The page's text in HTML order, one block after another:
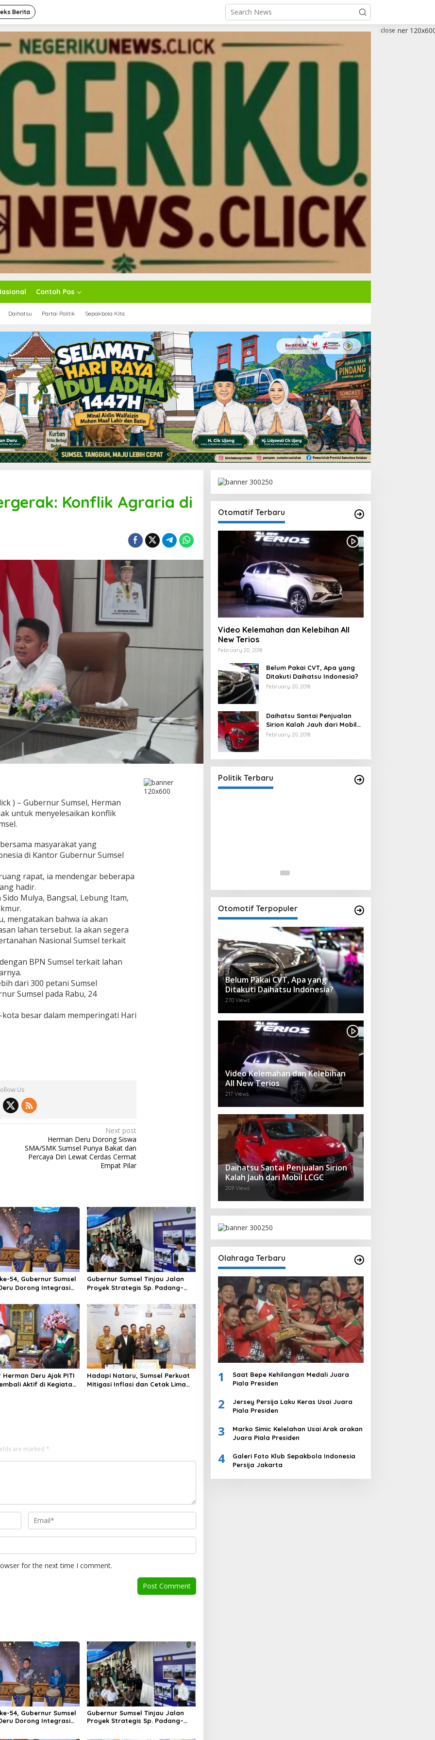
Berita
Contoh Pos
Daihatsu Partai Politik Sepakbola Kita
close
Konflik Agraria di
) – Gubernur Sumsel, Herman
untuk menyelesaikan konflik
masyarakat yang
di Kantor Gubernur Sumsel
rapat, ia mendengar beberapa
hadir.
Mulya, Bangsal, Lebung Itam,
mengatakan bahwa ia akan
lahan tersebut. Ia akan segera
Nasional Sumsel terkait
BPN Sumsel terkait lahan
dari 300 petani Sumsel
Sumsel pada Rabu, 24
besar dalam memperingati Hari
Us
Next post
Herman Deru Dorong Siswa
SMA/SMK Sumsel Punya Bakat dan
Percaya Diri Lewat Cerdas Cermat
Empat Pilar
ke-54, Gubernur Sumsel
Dorong Integrasi
Gubernur Sumsel Tinjau Jalan
Proyek Strategis Sp. Padang–
Herman Deru Ajak PITI
Aktif di Kegiatan
Hadapi Nataru, Sumsel Perkuat
Mitigasi Inflasi dan Cetak Lima
are marked *
for the next time I comment.
ke-54, Gubernur Sumsel
Dorong Integrasi
Gubernur Sumsel Tinjau Jalan
Proyek Strategis Sp. Padang–
Otomatif Terbaru
Video Kelemahan dan Kelebihan All
New Terios
February 20, 2018
Belum Pakai CVT, Apa yang
Ditakuti Daihatsu Indonesia?
February 20, 2018
Daihatsu Santai Penjualan
Sirion Kalah Jauh dari Mobil
LCGC
February 20, 2018
Politik Terbaru
Ini Dia Hubungan Partai Garuda
dengan Gerindra
Strategi PPP Menangkan Duet
Ganjar dan Gus Yasin
In Berita, Politik |
Otomotif Terpopuler
Belum Pakai CVT, Apa yang
Ditakuti Daihatsu Indonesia?
270 Views
Video Kelemahan dan Kelebihan
All New Terios
217 Views
Daihatsu Santai Penjualan Sirion
Kalah Jauh dari Mobil LCGC
209 Views
Olahraga Terbaru
1
Saat Bepe Kehilangan Medali Juara
Piala Presiden
2
Jersey Persija Laku Keras Usai Juara
Piala Presiden
3
Marko Simic Kelelahan Usai Arak arakan
Juara Piala Presiden
4
Galeri Foto Klub Sepakbola Indonesia
Persija Jakarta